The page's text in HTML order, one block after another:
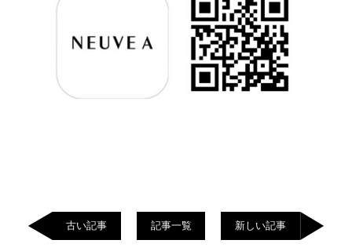
古い記事 記事一覧 新しい記事